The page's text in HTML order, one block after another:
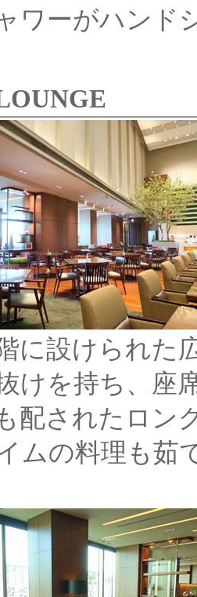
ワーがハンド
に設けられた
けを持ち、座
配されたロン
ムの料理も茹